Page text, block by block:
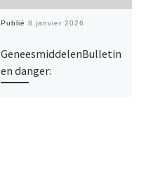
Publié 8 janvier 2026
GeneesmiddelenBulletin
en danger: